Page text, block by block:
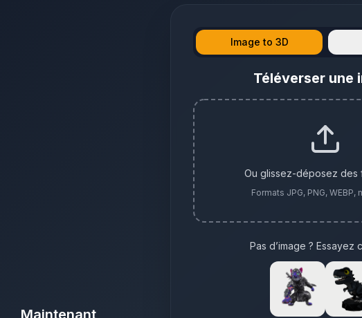
Maintenant
Image to 3D
Téléverser une
Ou glissez-déposez des
Formats JPG, PNG, WEBP,
Pas d’image ? Essayez